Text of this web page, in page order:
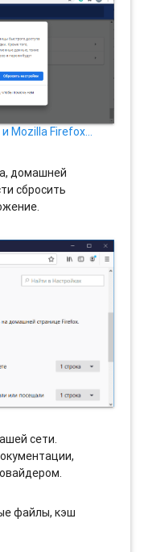
Mozilla Firefox…
домашней
сбросить
сети.
файлы, кэш